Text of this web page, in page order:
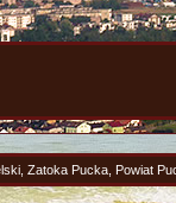
Zatoka Pucka, Powiat